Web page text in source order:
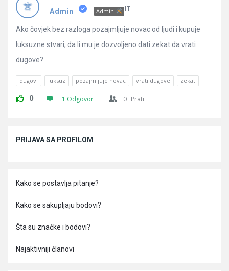
Admin Admin IT
Ako čovjek bez razloga pozajmljuje novac od ljudi i kupuje
luksuzne stvari, da li mu je dozvoljeno dati zekat da vrati
dugove?
dugovi luksuz pozajmljuje novac vrati dugove zekat
0 1 Odgovor 0 Prati
PRIJAVA SA PROFILOM
Kako se postavlja pitanje?
Kako se sakupljaju bodovi?
Šta su značke i bodovi?
Najaktivniji članovi